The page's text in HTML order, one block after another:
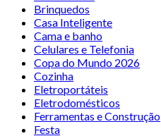
Brinquedos
Casa Inteligente
Cama e banho
Celulares e Telefonia
Copa do Mundo 2026
Cozinha
Eletroportáteis
Eletrodomésticos
Ferramentas e Construção
Festa